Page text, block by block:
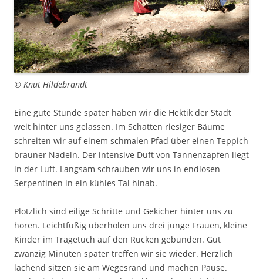
© Knut Hildebrandt
Eine gute Stunde später haben wir die Hektik der Stadt
weit hinter uns gelassen. Im Schatten riesiger Bäume
schreiten wir auf einem schmalen Pfad über einen Teppich
brauner Nadeln. Der intensive Duft von Tannenzapfen liegt
in der Luft. Langsam schrauben wir uns in endlosen
Serpentinen in ein kühles Tal hinab.
Plötzlich sind eilige Schritte und Gekicher hinter uns zu
hören. Leichtfüßig überholen uns drei junge Frauen, kleine
Kinder im Tragetuch auf den Rücken gebunden. Gut
zwanzig Minuten später treffen wir sie wieder. Herzlich
lachend sitzen sie am Wegesrand und machen Pause.